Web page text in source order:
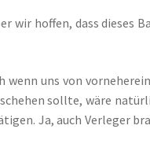
wir hoffen, dass dieses
wenn uns von
sollte, wäre
Ja, auch Verleger